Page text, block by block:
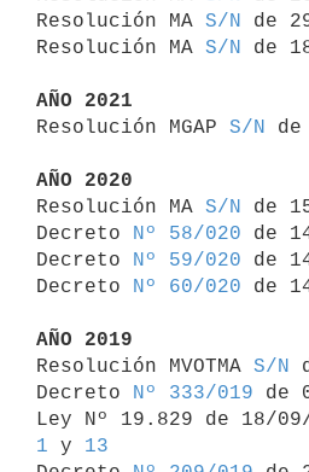
Resolución MA S/N
de
Resolución MA S/N de
AÑO 2021
Resolución MGAP S/N de
AÑO 2020
Resolución MA S/N
de
Decreto
Nº 58/020 de
Decreto
Nº 59/020 de
Decreto
Nº 60/020 de
AÑO 2019
Resolución MVOTMA S/N
Decreto
Nº 333/019 de
1 y 13